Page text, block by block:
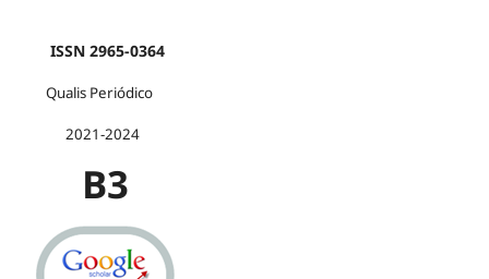
ISSN 2965-0364
Qualis Periódico
2021-2024
B3